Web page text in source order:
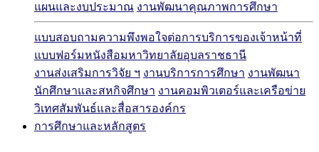
แผนและงบประมาณ งานพัฒนาคุณภาพการศึกษา
แบบสอบถามความพึงพอใจต่อการบริการของเจ้าหน้าที่
แบบฟอร์มหนังสือมหาวิทยาลัยอุบลราชธานี
งานส่งเสริมการวิจัย ฯ งานบริการการศึกษา งานพัฒนา
นักศึกษาและสหกิจศึกษา งานคอมพิวเตอร์และเครือข่าย
วิเทศสัมพันธ์และสื่อสารองค์กร
การศึกษาและหลักสูตร